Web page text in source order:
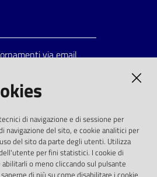
via email
dalla direttiva
e dal d.lgs. 36/2006
di navigazione e di sessione per
navigazione del sito, e cookie analitici per
del sito da parte degli utenti. Utilizza
per fini statistici. I cookie di
o meno cliccando sul pulsante
di più su come disabilitare i cookie